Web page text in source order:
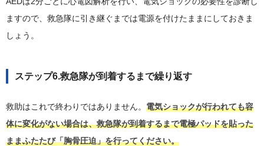
ますので、救急隊に引き継ぐまでは電源を付けたままにしておきま
しょう。
ステップ6.救急隊が到着するまで繰り返す
救助はこれで終わりではありません。 電気ショックが行われても容
体に変化がない場合は、救急隊が到着するまで電極パッドを貼った
ままふたたび「胸骨圧迫」を行ってください。